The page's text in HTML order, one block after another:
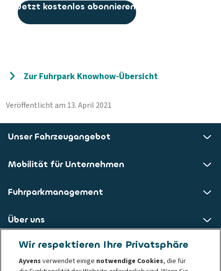
Jetzt kostenlos abonnieren
Zur Fuhrpark Knowhow-Übersicht
Veröffentlicht am 13. April 2021
Unser Fahrzeugangebot
Mobilität für Unternehmen
Fuhrparkmanagement
Über uns
ALD AutoLeasing D GmbH
Wir respektieren Ihre Privatsphäre
Ayvens verwendet einige notwendige Cookies, die für